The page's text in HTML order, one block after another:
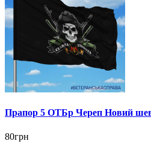
Прапор 5 ОТБр Череп Новий
80грн